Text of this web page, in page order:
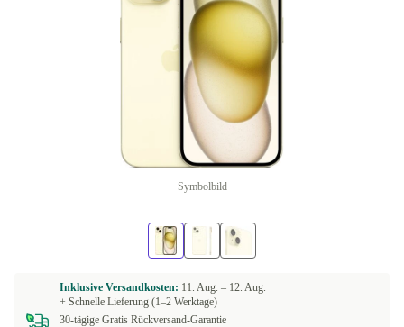
Symbolbild
Inklusive Versandkosten: 11. Aug. – 12. Aug.
+ Schnelle Lieferung (1–2 Werktage)
30-tägige Gratis Rückversand-Garantie